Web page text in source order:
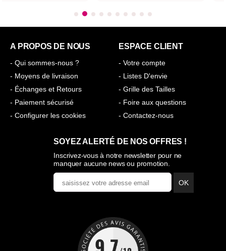
A PROPOS DE NOUS
- Qui sommes-nous ?
- Moyens de livraison
- Échanges et Retours
- Paiement sécurisé
- Configurer les cookies
ESPACE CLIENT
- Votre compte
- Listes D'envie
- Grille des Tailles
- Foire aux questions
- Contactez-nous
SOYEZ ALERTÉ DE NOS OFFRES !
Inscrivez-vous à notre newsletter pour ne
manquer aucune news ou promotion.
OK